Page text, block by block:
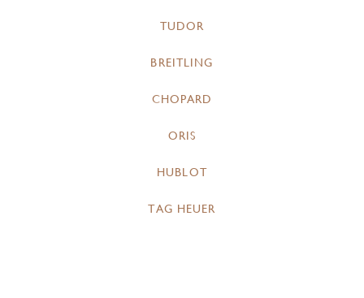
TUDOR
BREITLING
CHOPARD
ORIS
HUBLOT
TAG HEUER